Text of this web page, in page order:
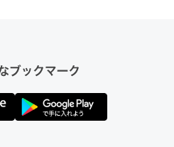
たけどAlexaしか使わないので
entry/2019/05/15/1805